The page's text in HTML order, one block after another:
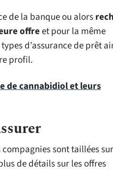
de la banque ou alors
offreet pour la même
d’assurance de prêt
profil.
de cannabidiol et leurs
sont taillées
de détails sur les offres